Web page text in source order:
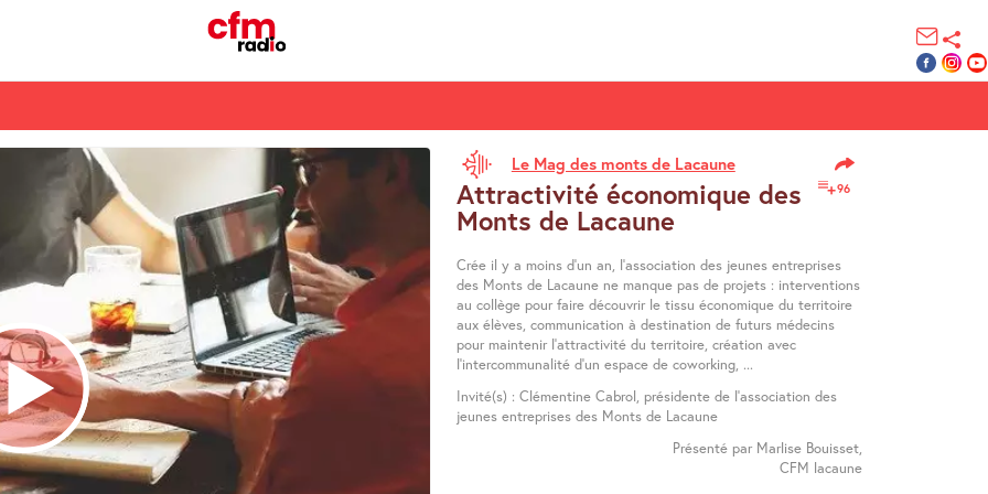
Le Mag des monts de Lacaune
96
Attractivité économique des
Monts de Lacaune
Crée il y a moins d’un an, l’association des jeunes entreprises
des Monts de Lacaune ne manque pas de projets : interventions
au collège pour faire découvrir le tissu économique du territoire
aux élèves, communication à destination de futurs médecins
pour maintenir l’attractivité du territoire, création avec
l’intercommunalité d’un espace de coworking, ...
Invité(s) : Clémentine Cabrol, présidente de l’association des
jeunes entreprises des Monts de Lacaune
Présenté par Marlise Bouisset,
CFM lacaune